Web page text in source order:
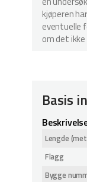
kjøperen
eventuelle
om det
Basis
Lengde
Flagg
Bygge